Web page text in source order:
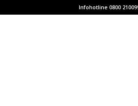
Infohotline 0800